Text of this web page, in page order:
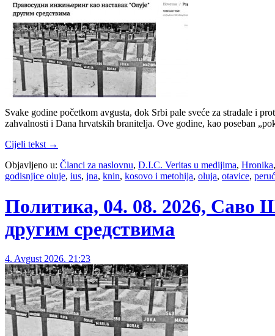
Svake godine početkom avgusta, dok Srbi pale sveće za stradale i
zahvalnosti i Dana hrvatskih branitelja. Ove godine, kao poseban
Cijeli tekst →
Objavljeno u: Članci za naslovnu, D.I.C. Veritas u medijima, Hronika,
godisnjice oluje, ius, jna, knin, kosovo i metohija, oluja, otavice,
Политика, 04. 08. 2026, Саво
другим средствима
4. Avgust 2026. 21:23